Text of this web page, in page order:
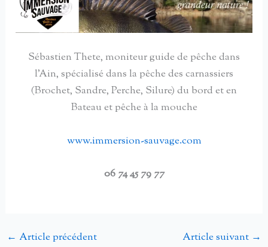
Sébastien Thete, moniteur guide de pêche dans
l'Ain, spécialisé dans la pêche des carnassiers
(Brochet, Sandre, Perche, Silure) du bord et en
Bateau et pêche à la mouche
www.immersion-sauvage.com
06 74 45 79 77
← Article précédent Article suivant →